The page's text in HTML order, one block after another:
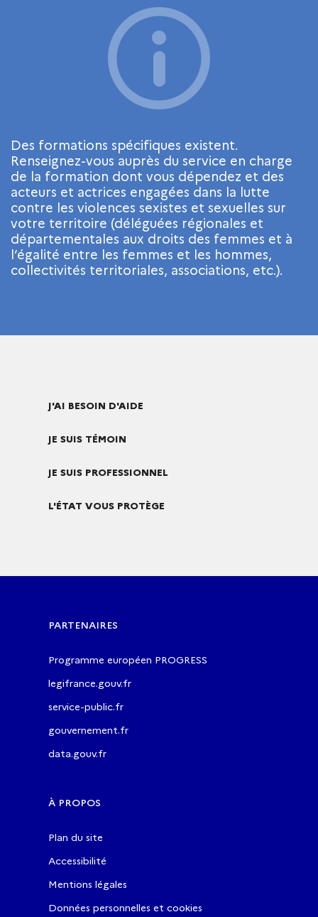
Des formations spécifiques existent.
Renseignez-vous auprès du service en charge
de la formation dont vous dépendez et des
acteurs et actrices engagées dans la lutte
contre les violences sexistes et sexuelles sur
votre territoire (déléguées régionales et
départementales aux droits des femmes et à
l’égalité entre les femmes et les hommes,
collectivités territoriales, associations, etc.).
J'AI BESOIN D'AIDE
JE SUIS TÉMOIN
JE SUIS PROFESSIONNEL
L'ÉTAT VOUS PROTÈGE
PARTENAIRES
Programme européen PROGRESS
legifrance.gouv.fr
service-public.fr
gouvernement.fr
data.gouv.fr
À PROPOS
Plan du site
Accessibilité
Mentions légales
Données personnelles et cookies